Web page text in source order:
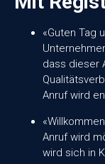
«Guten Tag
dass dieser
Anruf wird
Anruf wird
wird sich in